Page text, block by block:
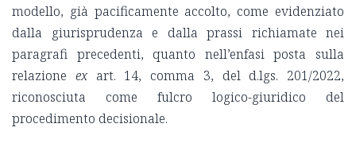
modello, già pacificamente accolto, come evidenziato
dalla giurisprudenza e dalla prassi richiamate nei
paragrafi precedenti, quanto nell’enfasi posta sulla
relazione exart. 14, comma 3, del d.lgs. 201/2022,
riconosciuta come fulcro logico-giuridico del
procedimento decisionale.